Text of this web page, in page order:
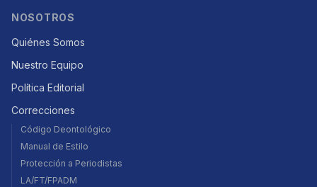
NOSOTROS
Quiénes Somos
Nuestro Equipo
Política Editorial
Correcciones
Código Deontológico
Manual de Estilo
Protección a Periodistas
LA/FT/FPADM